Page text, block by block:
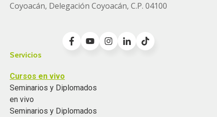
Coyoacán, Delegación Coyoacán, C.P. 04100
Servicios
Cursos en vivo
Seminarios y Diplomados
en vivo
Seminarios y Diplomados